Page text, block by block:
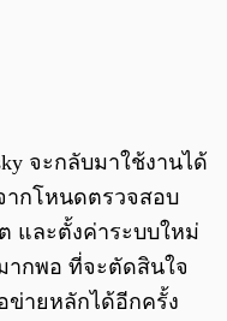
จะกลับมาใช้งานได้
ากโหนดตรวจสอบ
และตั้งค่าระบบใหม่
ากพอ ที่จะตัดสินใจ
ข่ายหลักได้อีกครั้ง